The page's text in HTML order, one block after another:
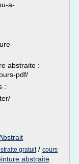
a-
abstraite :
pdf/
:
gratuit/ cours
abstraite